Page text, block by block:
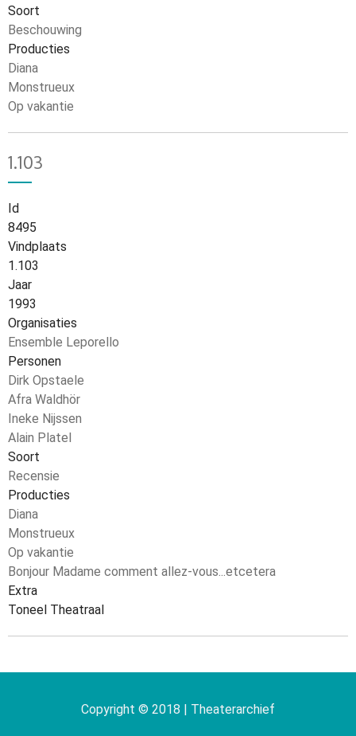
Soort
Beschouwing
Producties
Diana
Monstrueux
Op vakantie
1.103
Id
8495
Vindplaats
1.103
Jaar
1993
Organisaties
Ensemble Leporello
Personen
Dirk Opstaele
Afra Waldhör
Ineke Nijssen
Alain Platel
Soort
Recensie
Producties
Diana
Monstrueux
Op vakantie
Bonjour Madame comment allez-vous...etcetera
Extra
Toneel Theatraal
Copyright © 2018 | Theaterarchief